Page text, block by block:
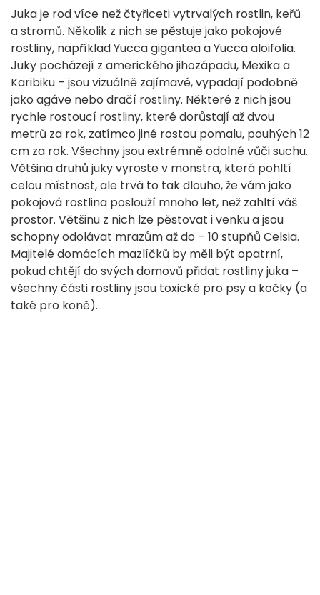
Juka je rod více než čtyřiceti vytrvalých rostlin, keřů
a stromů. Několik z nich se pěstuje jako pokojové
rostliny, například Yucca gigantea a Yucca aloifolia.
Juky pocházejí z amerického jihozápadu, Mexika a
Karibiku – jsou vizuálně zajímavé, vypadají podobně
jako agáve nebo dračí rostliny. Některé z nich jsou
rychle rostoucí rostliny, které dorůstají až dvou
metrů za rok, zatímco jiné rostou pomalu, pouhých 12
cm za rok. Všechny jsou extrémně odolné vůči suchu.
Většina druhů juky vyroste v monstra, která pohltí
celou místnost, ale trvá to tak dlouho, že vám jako
pokojová rostlina poslouží mnoho let, než zahltí váš
prostor. Většinu z nich lze pěstovat i venku a jsou
schopny odolávat mrazům až do – 10 stupňů Celsia.
Majitelé domácích mazlíčků by měli být opatrní,
pokud chtějí do svých domovů přidat rostliny juka –
všechny části rostliny jsou toxické pro psy a kočky (a
také pro koně).